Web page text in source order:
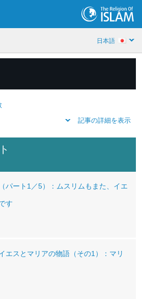
日本語
記事の詳細を表示
パート1／5）：ムスリムもまた、イエ
す
エスとマリアの物語（その1）：マリ